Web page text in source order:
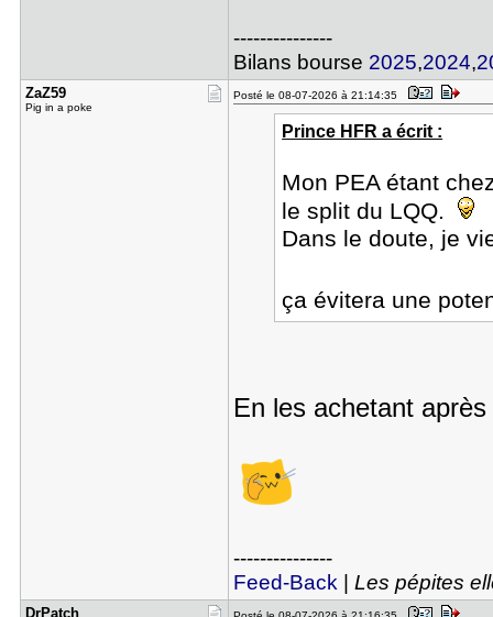
---------------
Bilans bourse 2025,2024,
ZaZ59
Pig in a poke
Posté le 08-07-2026 à 21:14:35
Prince HFR a écrit :
Mon PEA étant
le split du LQQ.
Dans le doute, je
ça évitera une
En les achetant
---------------
Feed-Back
Les pépites
DrPatch